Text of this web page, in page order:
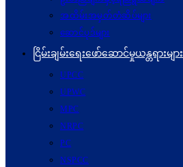
အထိမ်းအမှတ်တံဆိပ်များ
ဆောင်ပုဒ်များ
ငြိမ်းချမ်းရေးဖော်‌ဆောင်မှုယန္တရားများ
UPCC
UPWC
MPC
NRPC
PC
NSPCC